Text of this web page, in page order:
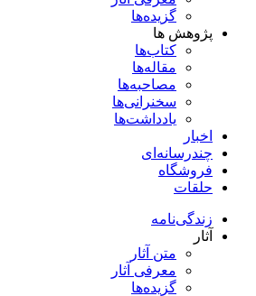
گزیده‌ها
پژوهش ها
کتاب‌ها
مقاله‌ها
مصاحبه‌ها
سخنرانی‌ها
یادداشت‌ها
اخبار
چندرسانه‌ای
فروشگاه
حلقات
زندگی‌نامه
آثار
متن آثار
معرفی آثار
گزیده‌ها